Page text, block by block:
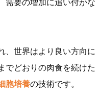
需要の増加に追い付かな
、世界はより良い方向に
でどおりの肉食を続けた
胞培養の技術です。